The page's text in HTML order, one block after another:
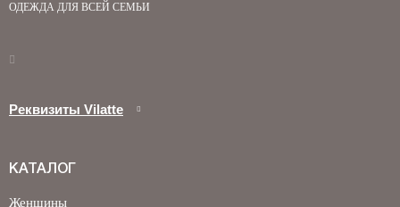
ОДЕЖДА ДЛЯ ВСЕЙ СЕМЬИ
Реквизиты Vilatte
КАТАЛОГ
Женщины